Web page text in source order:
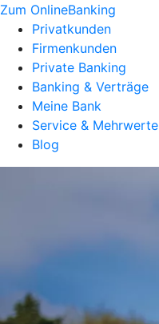
Zum OnlineBanking
Privatkunden
Firmenkunden
Private Banking
Banking & Verträge
Meine Bank
Service & Mehrwerte
Blog